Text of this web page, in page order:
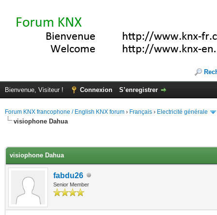
Bienvenue, Visiteur ! Connexion S’enregistrer
Forum KNX francophone / English KNX forum › Français › Electricité générale
visiophone Dahua
visiophone Dahua
fabdu26
Senior Member